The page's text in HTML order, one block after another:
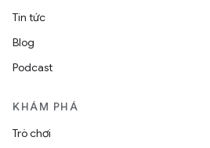
Tin tức
Blog
Podcast
KHÁM PHÁ
Trò chơi